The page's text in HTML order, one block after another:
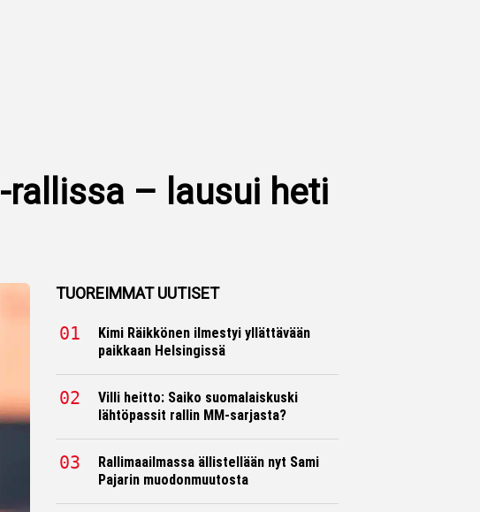
– lausui heti
TUOREIMMAT UUTISET
Kimi Räikkönen ilmestyi yllättävään
paikkaan Helsingissä
Villi heitto: Saiko suomalaiskuski
lähtöpassit rallin MM-sarjasta?
Rallimaailmassa ällistellään nyt Sami
Pajarin muodonmuutosta